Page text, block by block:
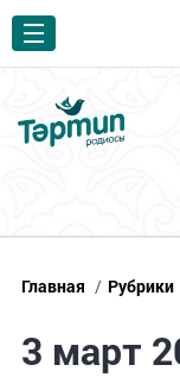
Главная / Рубрики
3 март